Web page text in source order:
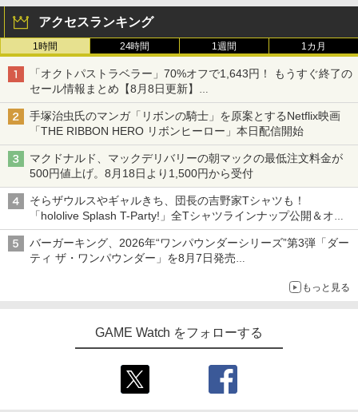
アクセスランキング
1時間 24時間 1週間 1カ月
「オクトパストラベラー」70%オフで1,643円！ もうすぐ終了の
セール情報まとめ【8月8日更新】
ニンテンドーeショップでは「大神 絶景版」が67%オフで990円
手塚治虫氏のマンガ「リボンの騎士」を原案とするNetflix映画
「THE RIBBON HERO リボンヒーロー」本日配信開始
マクドナルド、マックデリバリーの朝マックの最低注文料金が
500円値上げ。8月18日より1,500円から受付
そらザウルスやギャルきち、団長の吉野家Tシャツも！
「hololive Splash T-Party!」全Tシャツラインナップ公開＆オン
ライン販売開始
バーガーキング、2026年“ワンパウンダーシリーズ”第3弾「ダー
ティ ザ・ワンパウンダー」を8月7日発売
もっと見る
GAME Watch をフォローする